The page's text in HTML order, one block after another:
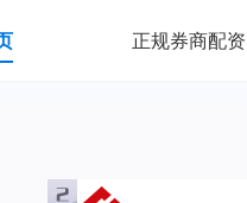
正规券商配资